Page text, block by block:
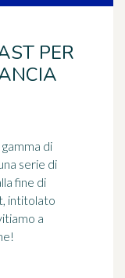
PER
di
serie di
fine di
intitolato
a